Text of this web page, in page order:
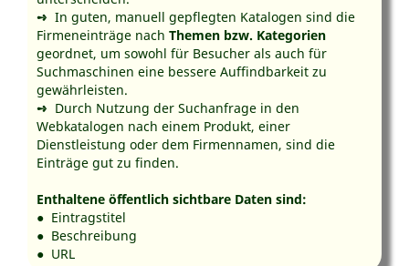
➺ In guten, manuell gepflegten Katalogen sind die
Firmeneinträge nachThemen bzw. Kategorien
geordnet, um sowohl für Besucher als auch für
Suchmaschinen eine bessere Auffindbarkeit zu
gewährleisten.
➺ Durch Nutzung der Suchanfrage in den
Webkatalogen nach einem Produkt, einer
Dienstleistung oder dem Firmennamen, sind die
Einträge gut zu finden.
Enthaltene öffentlich sichtbare Daten sind:
● Eintragstitel
● Beschreibung
● URL